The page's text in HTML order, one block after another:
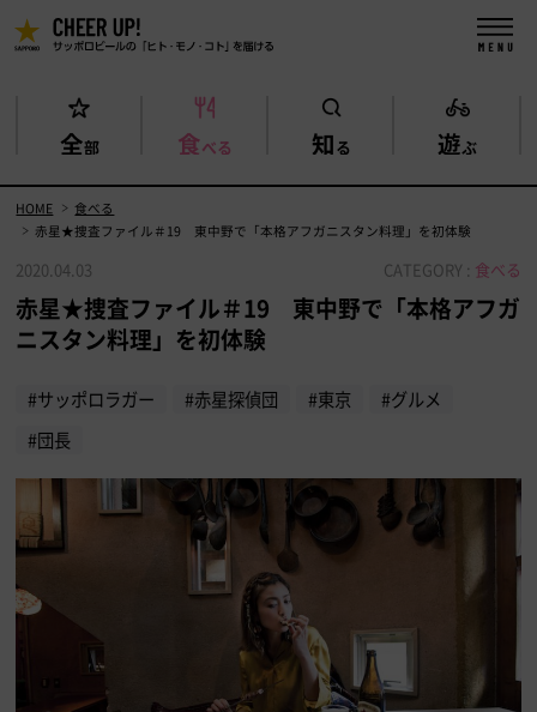
全部 食べる 知る 遊ぶ
HOME
食べる
赤星★捜査ファイル＃19 東中野で「本格アフガニスタン料理」を初体験
2020.04.03 CATEGORY : 食べる
赤星★捜査ファイル＃19 東中野で「本格アフガ
ニスタン料理」を初体験
#サッポロラガー #赤星探偵団 #東京
#グルメ
#団長